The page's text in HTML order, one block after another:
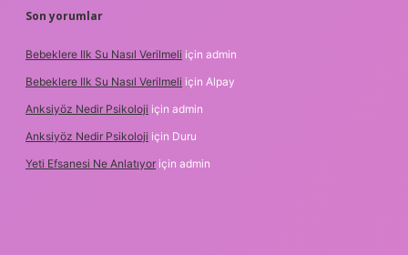
Son yorumlar
Bebeklere Ilk Su Nasıl Verilmeli için admin
Bebeklere Ilk Su Nasıl Verilmeli için Alpay
Anksiyöz Nedir Psikoloji için admin
Anksiyöz Nedir Psikoloji için Duru
Yeti Efsanesi Ne Anlatıyor için admin